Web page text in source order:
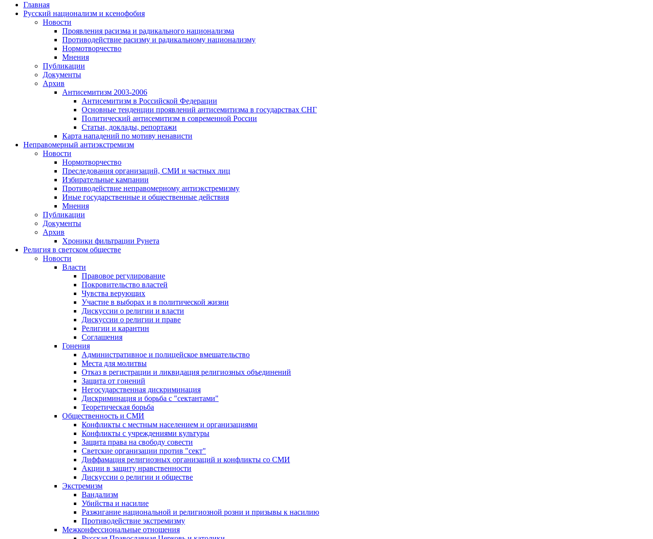
Главная
Русский национализм и ксенофобия
Новости
Проявления расизма и радикального национализма
Противодействие расизму и радикальному национализму
Нормотворчество
Мнения
Публикации
Документы
Архив
Антисемитизм 2003-2006
Антисемитизм в Российской Федерации
Основные тенденции проявлений антисемитизма в государствах СНГ
Политический антисемитизм в современной России
Статьи, доклады, репортажи
Карта нападений по мотиву ненависти
Неправомерный антиэкстремизм
Новости
Нормотворчество
Преследования организаций, СМИ и частных лиц
Избирательные кампании
Противодействие неправомерному антиэкстремизму
Иные государственные и общественные действия
Мнения
Публикации
Документы
Архив
Хроники фильтрации Рунета
Религия в светском обществе
Новости
Власти
Правовое регулирование
Покровительство властей
Чувства верующих
Участие в выборах и в политической жизни
Дискуссии о религии и власти
Дискуссии о религии и праве
Религии и карантин
Соглашения
Гонения
Административное и полицейское вмешательство
Места для молитвы
Отказ в регистрации и ликвидация религиозных объединений
Защита от гонений
Негосударственная дискриминация
Дискриминация и борьба с "сектантами"
Теоретическая борьба
Общественность и СМИ
Конфликты с местным населением и организациями
Конфликты с учреждениями культуры
Защита права на свободу совести
Светские организации против "сект"
Диффамация религиозных организаций и конфликты со СМИ
Акции в защиту нравственности
Дискуссии о религии и обществе
Экстремизм
Вандализм
Убийства и насилие
Разжигание национальной и религиозной розни и призывы к насилию
Противодействие экстремизму
Межконфессиональные отношения